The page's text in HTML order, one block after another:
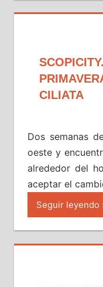
CILIATA
Dos semanas
oeste y
alrededor del
aceptar el
Seguir leyendo